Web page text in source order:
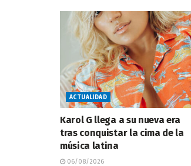
ACTUALIDAD
Karol G llega a su nueva era
tras conquistar la cima de la
música latina
06/08/2026